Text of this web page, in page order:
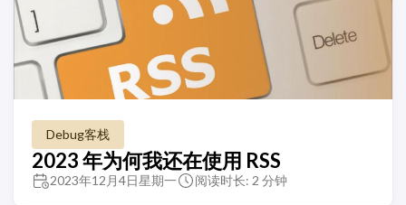
Debug客栈
2023 年为何我还在使用 RSS
2023年12月4日星期一 阅读时长: 2 分钟